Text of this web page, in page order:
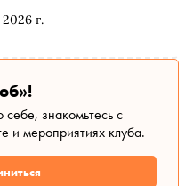
г.
себе, знакомьтесь с
и мероприятиях клуба.